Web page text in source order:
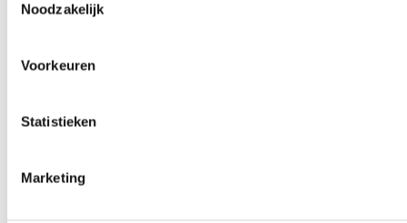
Noodzakelijk
Voorkeuren
Statistieken
Marketing